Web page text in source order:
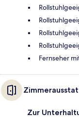
Fernseher
Zur